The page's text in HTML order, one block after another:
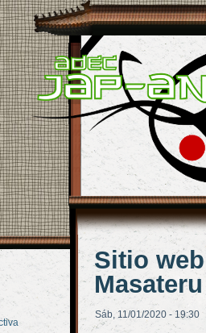
Sitio
Sáb, 11/01/2020 - 19:30